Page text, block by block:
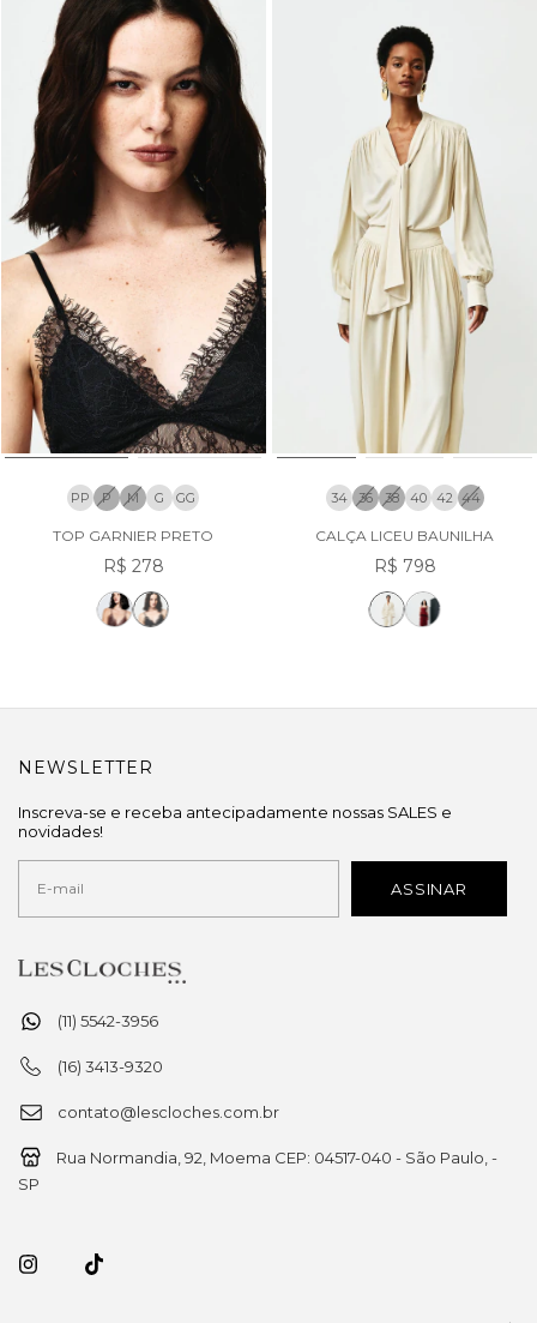
PP P M G GG
TOP GARNIER PRETO
R$ 278
34 36 38 40 42 44
CALÇA LICEU BAUNILHA
R$ 798
(11) 5542-3956
(16) 3413-9320
contato@lescloches.com.br
Rua Normandia, 92, Moema CEP: 04517-040 - São Paulo, -
SP
NEWSLETTER
Inscreva-se e receba antecipadamente nossas SALES e
novidades!